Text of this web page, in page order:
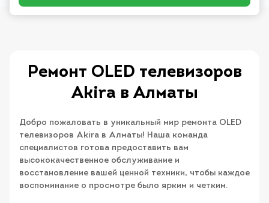
Ремонт OLED телевизоров
Akira в Алматы
Добро пожаловать в уникальный мир ремонта OLED
телевизоров Akira в Алматы! Наша команда
специалистов готова предоставить вам
высококачественное обслуживание и
восстановление вашей ценной техники, чтобы каждое
воспоминание о просмотре было ярким и четким.